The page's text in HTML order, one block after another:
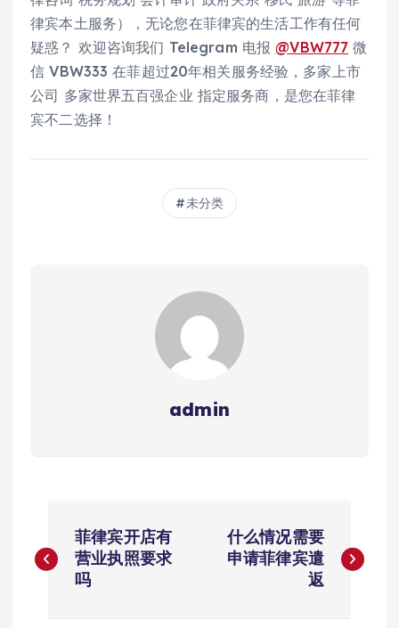
律宾本土服务），无论您在菲律宾的生活工作有任何
疑惑？ 欢迎咨询我们 Telegram 电报@VBW777 微
信 VBW333 在菲超过20年相关服务经验，多家上市
公司 多家世界五百强企业 指定服务商，是您在菲律
宾不二选择！
未分类
admin
章
菲律宾开店有
营业执照要求
吗
什么情况需要
申请菲律宾遣
返